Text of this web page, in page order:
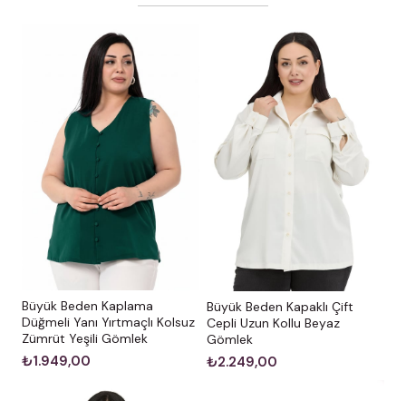
Büyük Beden Kaplama
Düğmeli Yanı Yırtmaçlı Kolsuz
Zümrüt Yeşili Gömlek
₺1.949,00
Büyük Beden Kapaklı Çift
Cepli Uzun Kollu Beyaz
Gömlek
₺2.249,00